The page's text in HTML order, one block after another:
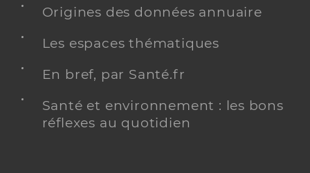
Origines des données annuaire
Les espaces thématiques
En bref, par Santé.fr
Santé et environnement : les bons
réflexes au quotidien